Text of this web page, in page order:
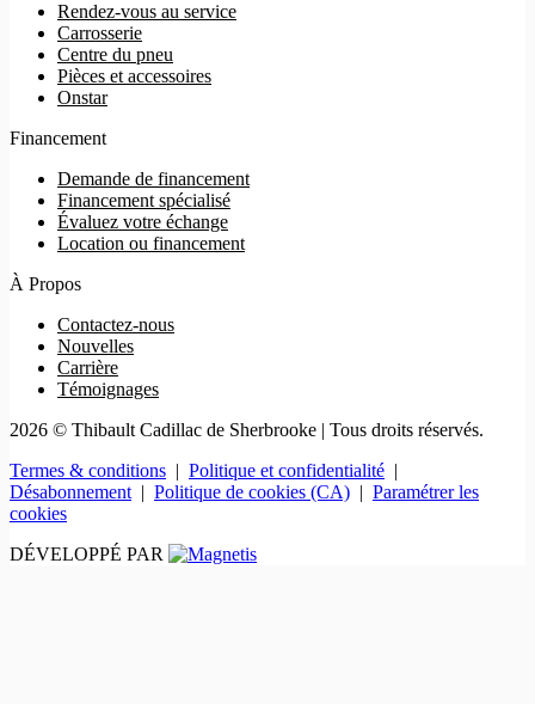
Rendez-vous au service
Carrosserie
Centre du pneu
Pièces et accessoires
Onstar
Financement
Demande de financement
Financement spécialisé
Évaluez votre échange
Location ou financement
À Propos
Contactez-nous
Nouvelles
Carrière
Témoignages
2026 © Thibault Cadillac de Sherbrooke | Tous droits réservés.
Termes & conditions | Politique et confidentialité |
Désabonnement | Politique de cookies (CA) | Paramétrer les
cookies
DÉVELOPPÉ PAR